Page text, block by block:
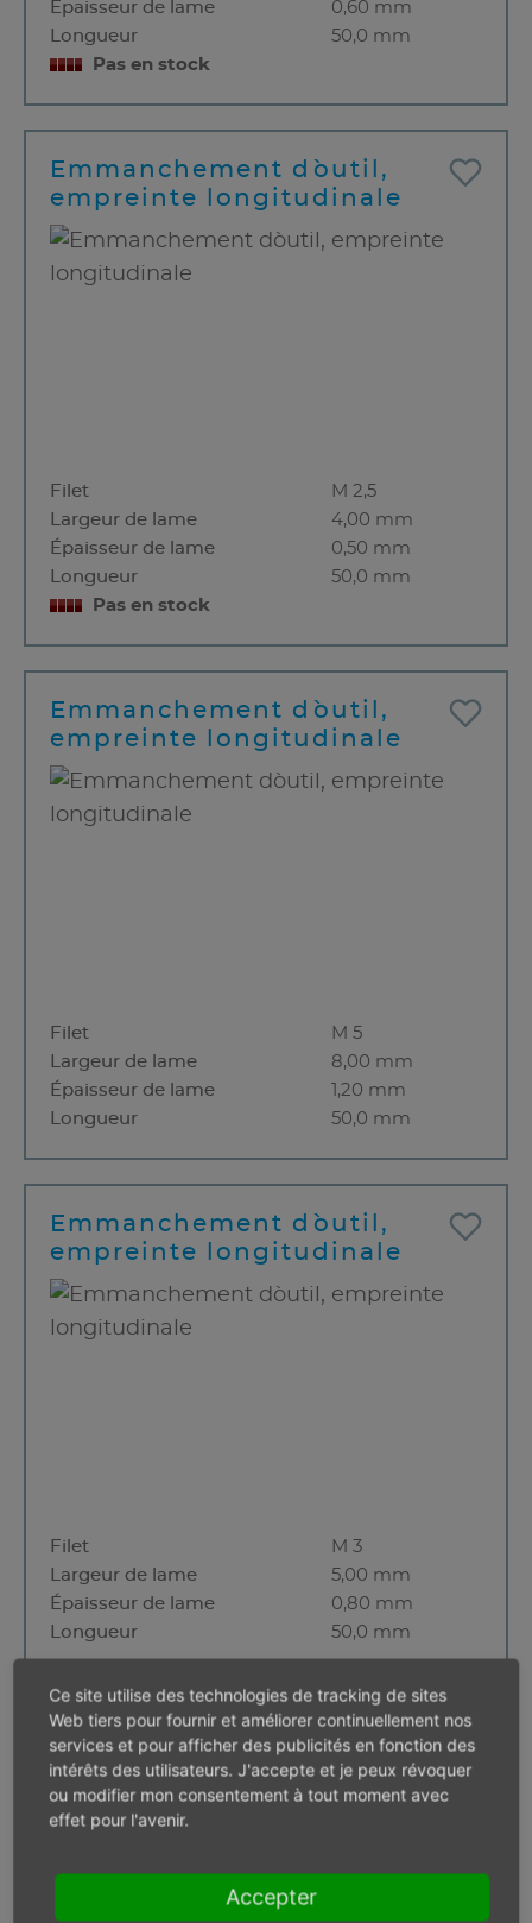
Épaisseur de lame
0,60 mm
Longueur
50,0 mm
Pas en stock
Emmanchement d`outil,
empreinte longitudinale
Filet
M 2,5
Largeur de lame
4,00 mm
Épaisseur de lame
0,50 mm
Longueur
50,0 mm
Pas en stock
Emmanchement d`outil,
empreinte longitudinale
Filet
M 5
Largeur de lame
8,00 mm
Épaisseur de lame
1,20 mm
Longueur
50,0 mm
Emmanchement d`outil,
empreinte longitudinale
Filet
M 3
Largeur de lame
5,00 mm
Épaisseur de lame
0,80 mm
Longueur
50,0 mm
Emmanchement d`outil,
empreinte longitudinale
Ce site utilise des technologies de tracking de sites
Web tiers pour fournir et améliorer continuellement nos
services et pour afficher des publicités en fonction des
intérêts des utilisateurs. J'accepte et je peux révoquer
ou modifier mon consentement à tout moment avec
effet pour l'avenir.
Accepter